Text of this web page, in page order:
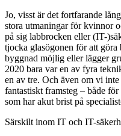
Jo, visst är det fortfarande
stora utmaningar för kvinnor
på sig labbrocken eller (IT-
tjocka glasögonen för att göra
byggnad möjlig eller lägger
2020 bara var en av fyra
en av tre. Och även om vi
fantastiskt framsteg – både
som har akut brist på
Särskilt inom IT och IT-